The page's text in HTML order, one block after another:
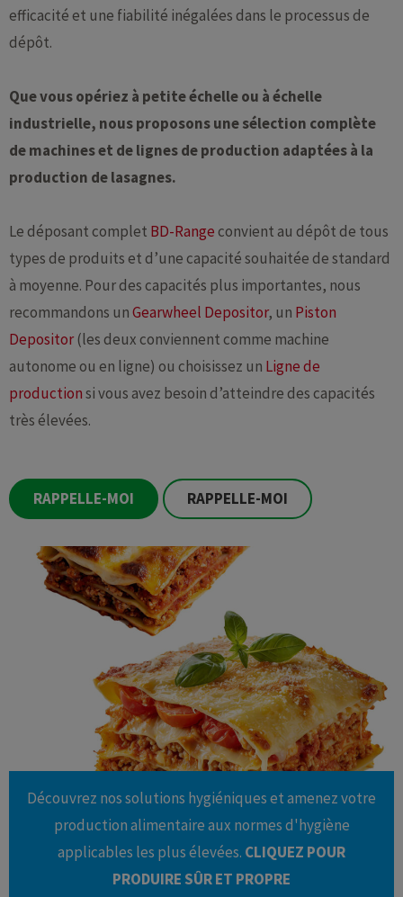
efficacité et une fiabilité inégalées dans le processus de
dépôt.
Que vous opériez à petite échelle ou à échelle
industrielle, nous proposons une sélection complète
de machines et de lignes de production adaptées à la
production de lasagnes.
Le déposant complet BD-Rangeconvient au dépôt de tous
types de produits et d’une capacité souhaitée de standard
à moyenne. Pour des capacités plus importantes, nous
recommandons unGearwheel Depositor, un Piston
Depositor(les deux conviennent comme machine
autonome ou en ligne) ou choisissez un Ligne de
productionsi vous avez besoin d’atteindre des capacités
très élevées.
RAPPELLE-MOI RAPPELLE-MOI
Découvrez nos solutions hygiéniques et amenez votre
production alimentaire aux normes d'hygiène
applicables les plus élevées. CLIQUEZ POUR
PRODUIRE SÛR ET PROPRE